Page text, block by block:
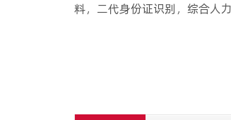
料，二代身份证识别，综合人